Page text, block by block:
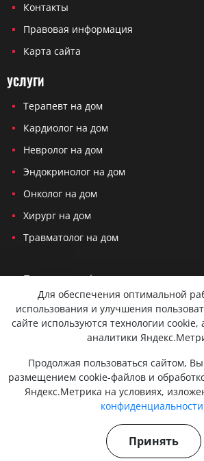
Контакты
Правовая информация
Карта сайта
УСЛУГИ
Терапевт на дом
Кардиолог на дом
Невролог на дом
Эндокринолог на дом
Онколог на дом
Хирург на дом
Травматолог на дом
Политика конфиденциальности
Согласие на обработку
Вся представленная на сайте информация не
офертой и не служит для постановки диагноза
в соцсетях не являются медицинскими
исключительно информационный характер.
конфиденциальности и безопасности мы
Персональные данные не передаются третьим
Действуют мобильные медицинские бригады.
Проконсультируйтесь с врачом. 18+
Для обеспечения оптимальной
использования и улучшения
сайте используются технологии cookie,
аналитики
Продолжая пользоваться сайтом,
размещением cookie-файлов и
Яндекс.Метрика на условиях,
Принять